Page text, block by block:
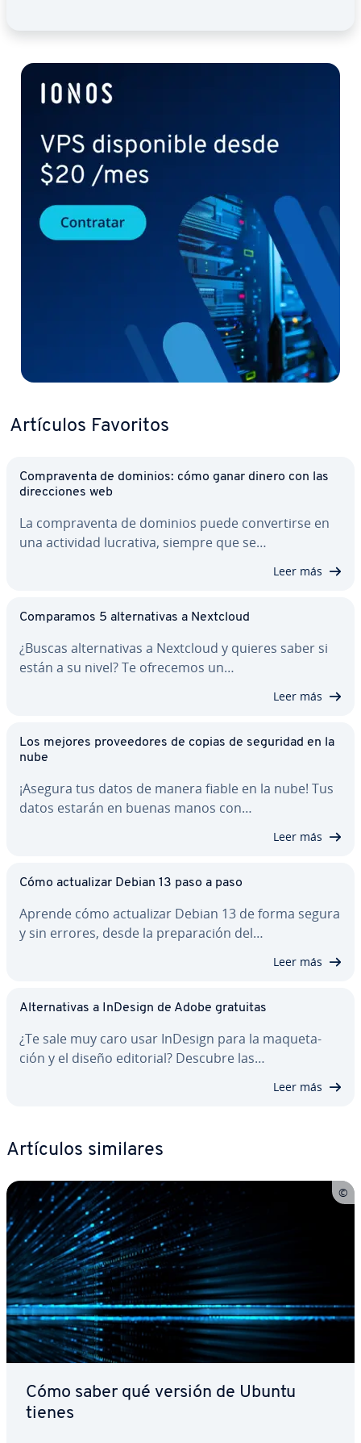
Artículos Favoritos
Co­m­pra­ve­n­ta de dominios: cómo ganar dinero con las
di­re­c­cio­nes web
La co­m­pra­ve­n­ta de dominios puede co­n­ve­r­ti­r­se en
una actividad lucrativa, siempre que se…
Leer más
Co­m­pa­ra­mos 5 al­te­r­na­ti­vas a Nextcloud
¿Buscas al­te­r­na­ti­vas a Nextcloud y quieres saber si
están a su nivel? Te ofrecemos un…
Leer más
Los mejores pro­vee­do­res de copias de seguridad en la
nube
¡Asegura tus datos de manera fiable en la nube! Tus
datos estarán en buenas manos con…
Leer más
Cómo ac­tua­li­zar Debian 13 paso a paso
Aprende cómo ac­tua­li­zar Debian 13 de forma segura
y sin errores, desde la pre­pa­ra­ción del…
Leer más
Al­te­r­na­ti­vas a InDesign de Adobe gratuitas
¿Te sale muy caro usar InDesign para la ma­que­ta­
ción y el diseño editorial? Descubre las…
Leer más
Artículos similares
Cómo saber qué versión de Ubuntu
tienes